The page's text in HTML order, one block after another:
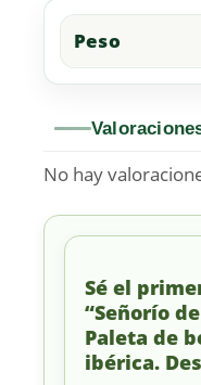
Peso
No hay
Sé el
“Señorío
Paleta de
ibérica.